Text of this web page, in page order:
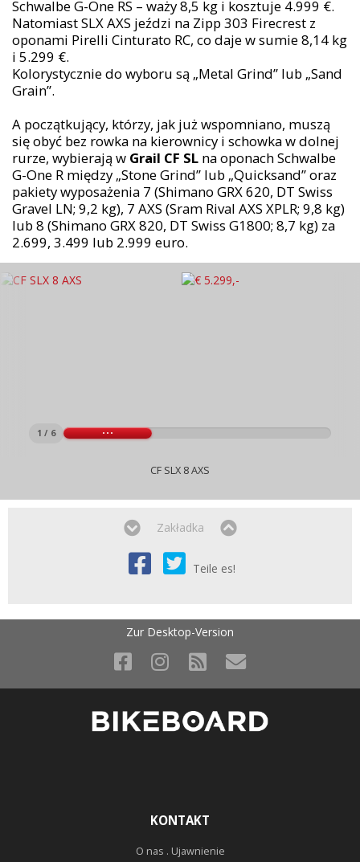
Schwalbe G-One RS – waży 8,5 kg i kosztuje 4.999 €.
Natomiast SLX AXS jeździ na Zipp 303 Firecrest z
oponami Pirelli Cinturato RC, co daje w sumie 8,14 kg
i 5.299 €.
Kolorystycznie do wyboru są „Metal Grind” lub „Sand
Grain”.
A początkujący, którzy, jak już wspomniano, muszą
się obyć bez rowka na kierownicy i schowka w dolnej
rurze, wybierają w Grail CF SLna oponach Schwalbe
G-One R między „Stone Grind” lub „Quicksand” oraz
pakiety wyposażenia 7 (Shimano GRX 620, DT Swiss
Gravel LN; 9,2 kg), 7 AXS (Sram Rival AXS XPLR; 9,8 kg)
lub 8 (Shimano GRX 820, DT Swiss G1800; 8,7 kg) za
2.699, 3.499 lub 2.999 euro.
1 / 6
CF SLX 8 AXS
Zakładka
Teile es!
Zur Desktop-Version
KONTAKT
O nas . Ujawnienie